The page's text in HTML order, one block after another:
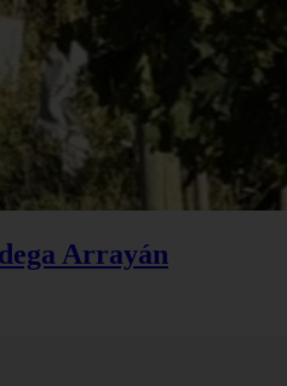
Arrayán